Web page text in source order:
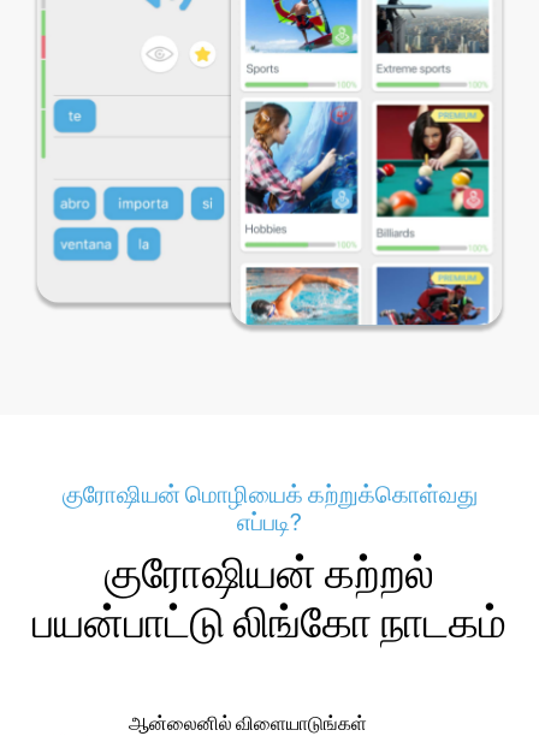
குரோஷியன் மொழியைக் கற்றுக்கொள்வது
எப்படி?
குரோஷியன் கற்றல்
பயன்பாட்டு லிங்கோ நாடகம்
ஆன்லைனில் விளையாடுங்கள்